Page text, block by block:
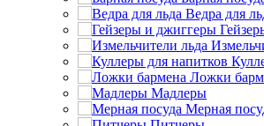
Ведра для
Ложки
Мадлеры
Мерная